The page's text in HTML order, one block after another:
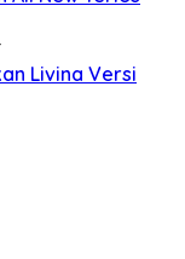
Livina Versi